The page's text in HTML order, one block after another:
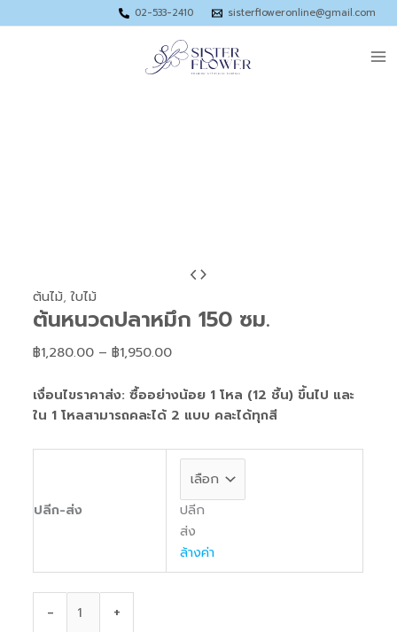
to
02-533-2410 sisterfloweronline@gmail.com
ต้นไม้,ใบไม้
ต้นหนวดปลาหมึก 150 ซม.
฿1,280.00 – ฿1,950.00
Price
฿1,280.00
฿1,950.00
เงื่อนไขราคาส่ง: ซื้ออย่างน้อย 1 โหล (12 ชิ้น) ขึ้นไป และ
ใน 1 โหลสามารถคละได้ 2 แบบ คละได้ทุกสี
ปลีก-ส่ง
ปลีก
ส่ง
ล้างค่า
-
ต้น
หนวด
150
ชิ้น
+
Price
range:
฿36.00
through
Price
range:
฿92.00
through
Price
range:
฿73.00
through
Price
range:
฿35.00
through